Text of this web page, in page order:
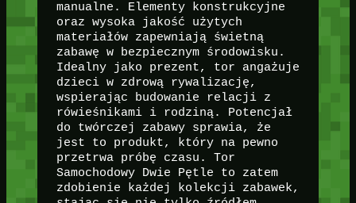
manualne. Elementy konstrukcyjne
oraz wysoka jakość użytych
materiałów zapewniają świetną
zabawę w bezpiecznym środowisku.
Idealny jako prezent, tor angażuje
dzieci w zdrową rywalizację,
wspierając budowanie relacji z
rówieśnikami i rodziną. Potencjał
do twórczej zabawy sprawia, że
jest to produkt, który na pewno
przetrwa próbę czasu. Tor
Samochodowy Dwie Pętle to zatem
zdobienie każdej kolekcji zabawek,